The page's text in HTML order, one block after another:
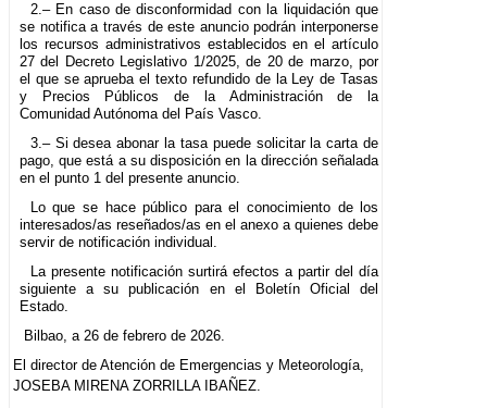
2.– En caso de disconformidad con la liquidación que
se notifica a través de este anuncio podrán interponerse
los recursos administrativos establecidos en el artículo
27 del Decreto Legislativo 1/2025, de 20 de marzo, por
el que se aprueba el texto refundido de la Ley de Tasas
y Precios Públicos de la Administración de la
Comunidad Autónoma del País Vasco.
3.– Si desea abonar la tasa puede solicitar la carta de
pago, que está a su disposición en la dirección señalada
en el punto 1 del presente anuncio.
Lo que se hace público para el conocimiento de los
interesados/as reseñados/as en el anexo a quienes debe
servir de notificación individual.
La presente notificación surtirá efectos a partir del día
siguiente a su publicación en el Boletín Oficial del
Estado.
Bilbao, a 26 de febrero de 2026.
El director de Atención de Emergencias y Meteorología,
JOSEBA MIRENA ZORRILLA IBAÑEZ.